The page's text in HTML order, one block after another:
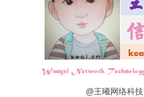
@王曦网络科技